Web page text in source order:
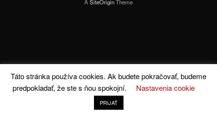
A SiteOriginTheme
Táto stránka používa cookies. Ak budete pokračovať, budeme
predpokladať, že ste s ňou spokojní.
Nastavenia cookie
PRIJAŤ